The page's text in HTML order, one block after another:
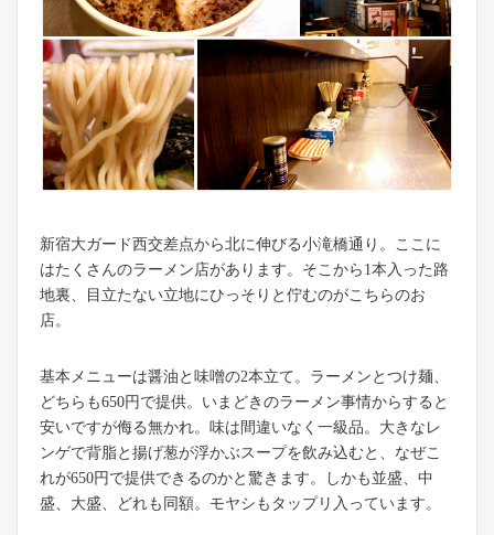
新宿大ガード西交差点から北に伸びる小滝橋通り。ここに
はたくさんのラーメン店があります。そこから1本入った路
地裏、目立たない立地にひっそりと佇むのがこちらのお
店。
基本メニューは醤油と味噌の2本立て。ラーメンとつけ麺、
どちらも650円で提供。いまどきのラーメン事情からすると
安いですが侮る無かれ。味は間違いなく一級品。大きなレ
ンゲで背脂と揚げ葱が浮かぶスープを飲み込むと、なぜこ
れが650円で提供できるのかと驚きます。しかも並盛、中
盛、大盛、どれも同額。モヤシもタップリ入っています。